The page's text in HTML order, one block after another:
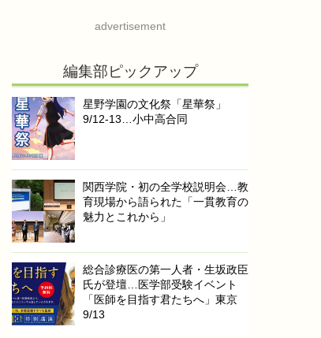
advertisement
編集部ピックアップ
星野学園の文化祭「星華祭」
9/12-13…小中高合同
関西学院・初の全学校説明会…教
育現場から語られた「一貫教育の
魅力とこれから」
総合診療医の第一人者・生坂政臣
氏が登壇…医学部受験イベント
「医師を目指す君たちへ」東京
9/13